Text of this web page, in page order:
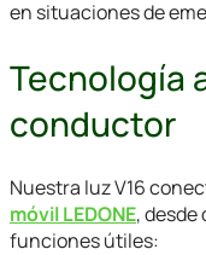
en situaciones de
Tecnología
conductor
Nuestra luz V16
móvil LEDONE,
funciones útiles: